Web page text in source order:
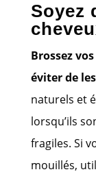
Soyez
Brossez
éviter de
naturels et
lorsqu’ils
fragiles. Si
mouillés,